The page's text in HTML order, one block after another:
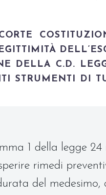
DELLA C.D.
STRUMENTI DI
1 della legge
rimedi
del medesimo,